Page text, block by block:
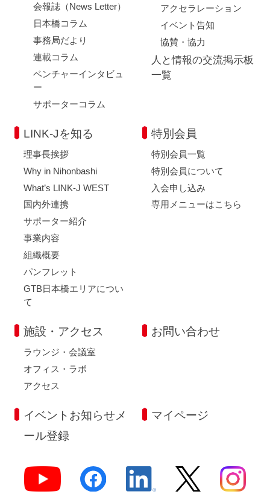
会報誌（News Letter）
日本橋コラム
事務局だより
連載コラム
ベンチャーインタビュ
ー
サポーターコラム
アクセラレーション
イベント告知
協賛・協力
人と情報の交流掲示板
一覧
LINK-Jを知る
理事長挨拶
Why in Nihonbashi
What’s LINK-J WEST
国内外連携
サポーター紹介
事業内容
組織概要
パンフレット
GTB日本橋エリアについ
て
特別会員
特別会員一覧
特別会員について
入会申し込み
専用メニューはこちら
施設・アクセス
ラウンジ・会議室
オフィス・ラボ
アクセス
お問い合わせ
イベントお知らせメ
ール登録
マイページ